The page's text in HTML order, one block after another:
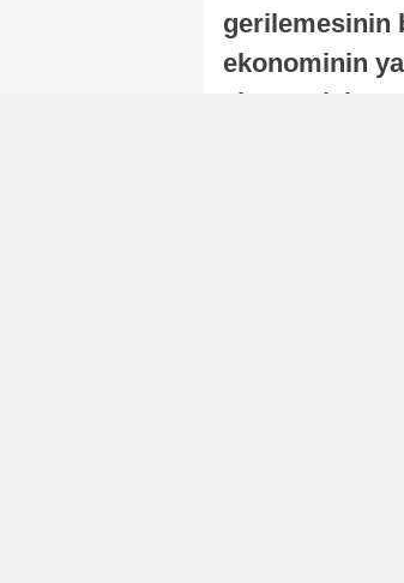
gerilemesinin
ekonominin
ekonomisi,